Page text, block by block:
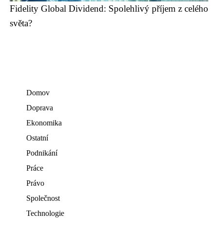
Fidelity Global Dividend: Spolehlivý příjem z celého
světa?
Domov
Doprava
Ekonomika
Ostatní
Podnikání
Práce
Právo
Společnost
Technologie